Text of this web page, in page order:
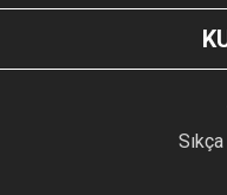
konularda yetersiz
kullanarak tarafımıza
Ürün resmi
Ürün
Ürün bilgilerinde